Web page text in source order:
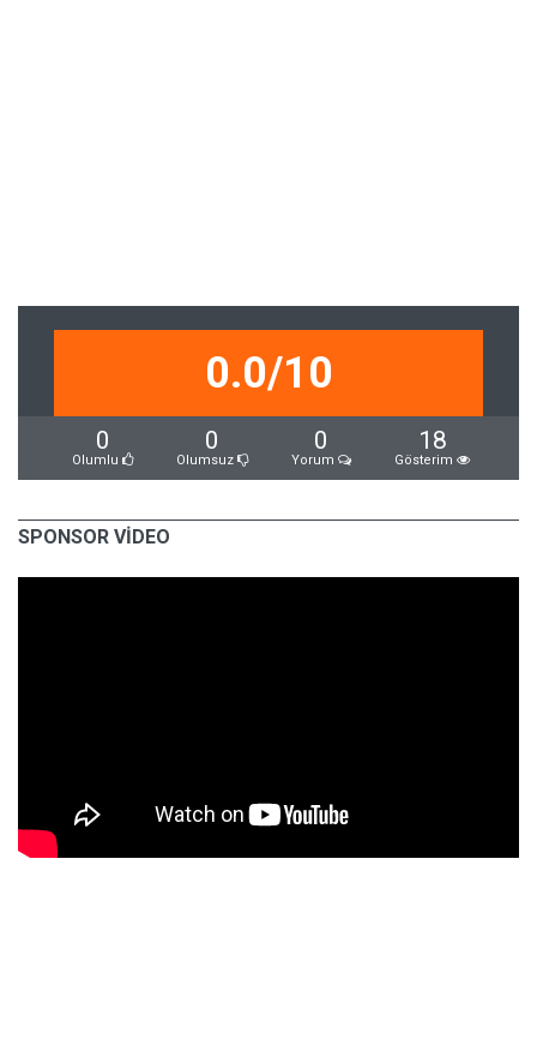
0.0/10
0
Olumlu
0
Olumsuz
0
Yorum
18
Gösterim
SPONSOR VİDEO